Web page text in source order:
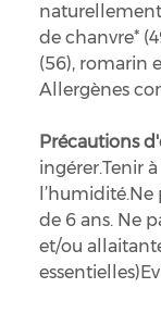
de chanvre*
(56), romarin
Allergènes
Précautions
ingérer.Tenir
de 6 ans. Ne
et/ou